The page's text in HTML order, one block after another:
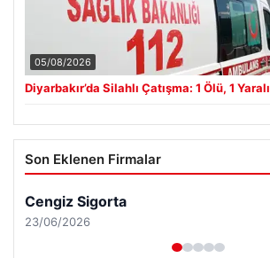
05/08/2026
Diyarbakır’da Silahlı Çatışma: 1 Ölü, 1 Yaralı
Son Eklenen Firmalar
Cengiz Sigorta
23/06/2026